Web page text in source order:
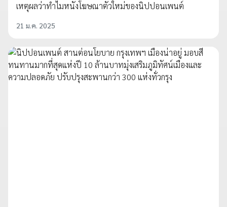
เหตุผลว่าทำไมหนังโฆษณาตัวใหม่ของนิปปอนเพนต์
21 ม.ค. 2025